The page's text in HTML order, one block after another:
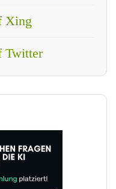
Xing
Twitter